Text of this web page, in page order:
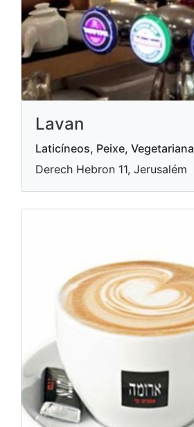
Lavan
Laticíneos, Peixe, Vegetariana
Derech Hebron 11, Jerusalém